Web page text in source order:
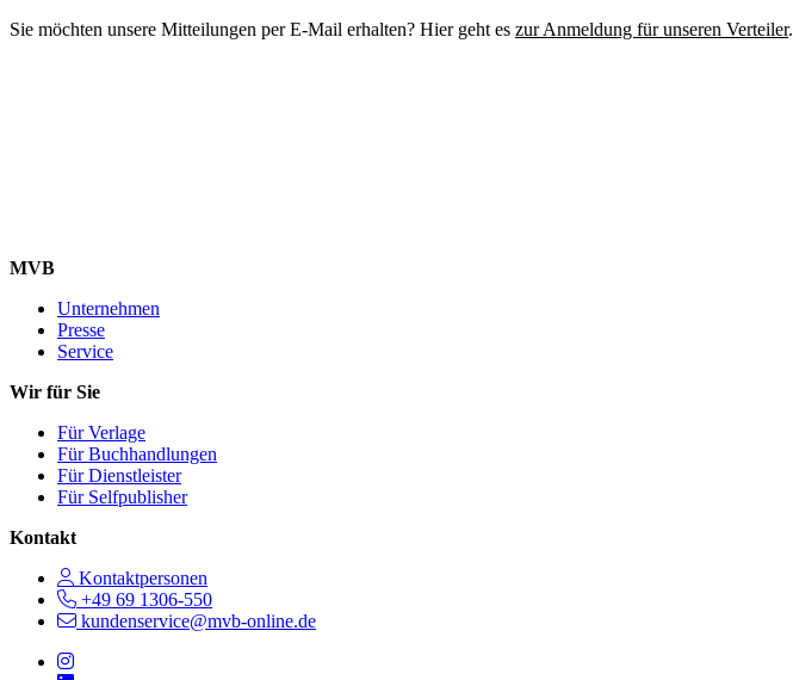
Sie möchten unsere Mitteilungen per E-Mail erhalten? Hier geht es zur Anmeldung für unseren Verteiler.
MVB
Unternehmen
Presse
Service
Wir für Sie
Für Verlage
Für Buchhandlungen
Für Dienstleister
Für Selfpublisher
Kontakt
Kontaktpersonen
+49 69 1306-550
kundenservice@mvb-online.de
Follow us on https://www.instagram.com/lifeatmvb/